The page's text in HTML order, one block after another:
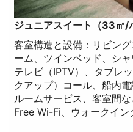
ジュニアスイート（33㎡/
客室構造と設備：リビン
ーム、ツインベッド、シ
テレビ（IPTV）、タブレ
クアップ）コール、船内
ルームサービス、客室間
Free Wi-Fi、ウォークイ